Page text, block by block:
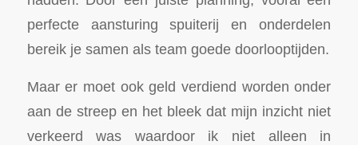
perfecte aansturing spuiterij en onderdelen
bereik je samen als team goede doorlooptijden.
Maar er moet ook geld verdiend worden onder
aan de streep en het bleek dat mijn inzicht niet
verkeerd was waardoor ik niet alleen in